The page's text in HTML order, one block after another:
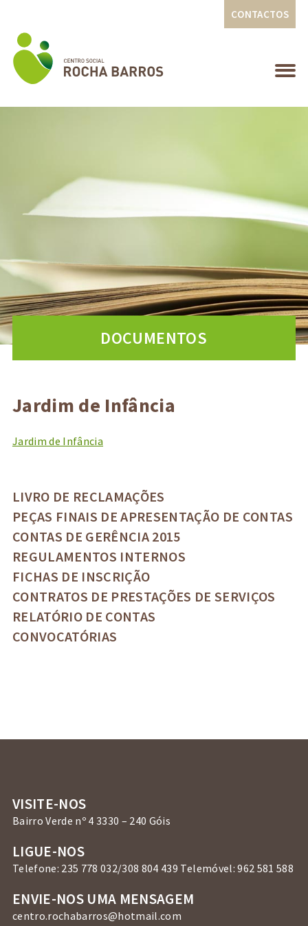
CONTACTOS
DOCUMENTOS
LIVRO DE RECLAMAÇÕES
PEÇAS FINAIS DE APRESENTAÇÃO DE CONTAS
CONTAS DE GERÊNCIA 2015
REGULAMENTOS INTERNOS
FICHAS DE INSCRIÇÃO
CONTRATOS DE PRESTAÇÕES DE SERVIÇOS
RELATÓRIO DE CONTAS
CONVOCATÓRIAS
Jardim de Infância
Jardim de Infância
VISITE-NOS
Bairro Verde nº 4 3330 – 240 Góis
LIGUE-NOS
Telefone: 235 778 032/308 804 439 Telemóvel: 962 581 588
ENVIE-NOS UMA MENSAGEM
centro.rochabarros@hotmail.com